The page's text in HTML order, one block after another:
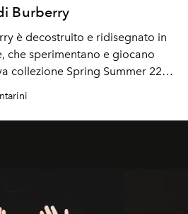
Burberry
è decostruito e ridisegnato in
che sperimentano e giocano
collezione Spring Summer 22 di